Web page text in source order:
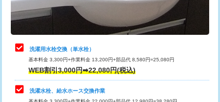
給水管工事※（ライニング鋼管・銅
管・ポリ管・HT管使用/3ｍまで)
44,000円
給水管工事※（ライニング鋼管・銅
管・ポリ管・HT管使用/3ｍ超え)
排水管工事（土の掘削・埋め戻し作
業）
止水・漏水調査・防水処理・清掃・修
理・調整・分解・加工など（軽作業）
11,000円
止水・漏水調査・防水処理・清掃・修
理・調整・分解・加工など（中作業）
22,000円
止水・漏水調査・防水処理・清掃・修
理・調整・分解・加工など（重作業）
33,000円
キッチンタンク脱着
洗濯用水栓交換（単水栓）
基本料金 3,300円+作業料金 13,200円+部品代 8,580円=25,080円
WEB割引3,000円➡22,080円(税込)
洗濯水栓、給水ホース交換作業